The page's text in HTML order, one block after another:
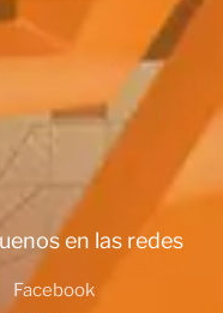
en las redes
Facebook